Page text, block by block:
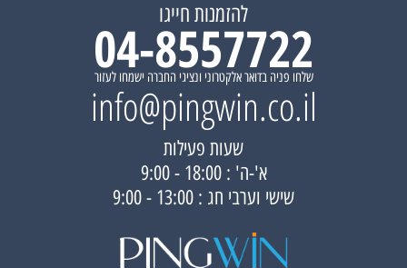
להזמנות חייגו
04-8557722
שלחו פניה בדואר אלקטרוני ונציגי החברה ישמחו לעזור
info@pingwin.co.il
שעות פעילות
א'-ה' : 18:00 - 9:00
שישי וערבי חג : 13:00 - 9:00